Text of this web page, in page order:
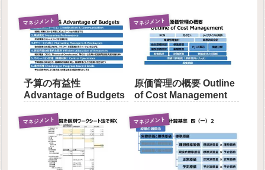
マネジメント
予算の有益性
Advantage of Budgets
マネジメント
原価管理の概要 Outline
of Cost Management
マネジメント マネジメント